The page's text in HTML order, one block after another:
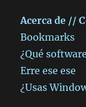
Acerca de //
Bookmarks
¿Qué
Erre ese ese
¿Usas